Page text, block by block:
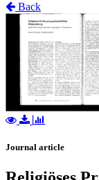
Back
Journal article